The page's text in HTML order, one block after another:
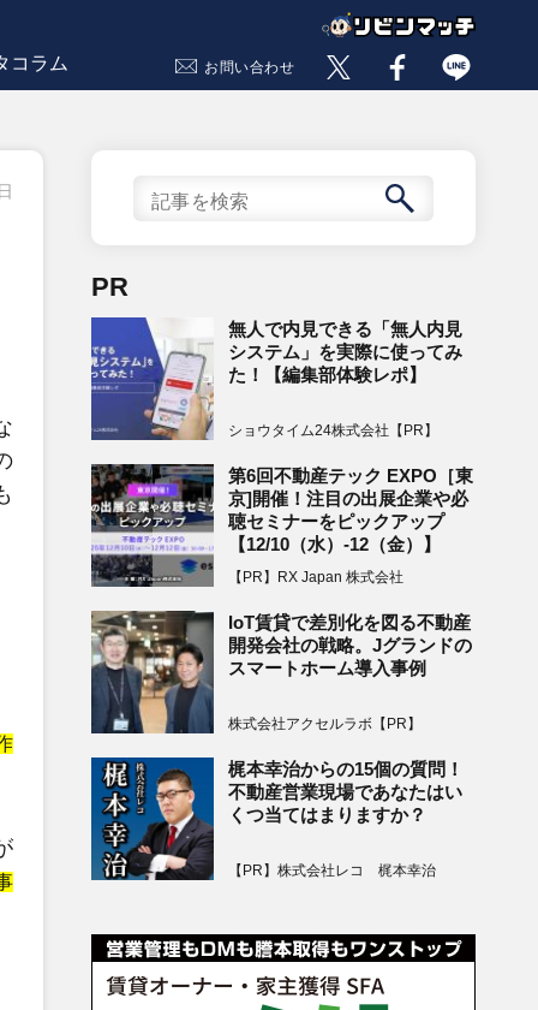
コラム お問い合わせ
PR
無人で内見できる「無人内見
システム」を実際に使ってみ
た！【編集部体験レポ】
ショウタイム24株式会社【PR】
第6回不動産テック EXPO［東
京]開催！注目の出展企業や必
聴セミナーをピックアップ
【12/10（水）-12（金）】
【PR】RX Japan 株式会社
IoT賃貸で差別化を図る不動産
開発会社の戦略。Jグランドの
スマートホーム導入事例
株式会社アクセルラボ【PR】
梶本幸治からの15個の質問！
不動産営業現場であなたはい
くつ当てはまりますか？
【PR】株式会社レコ 梶本幸治